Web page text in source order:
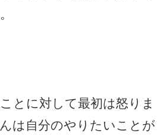
とに対して最初は怒りま
は自分のやりたいことが